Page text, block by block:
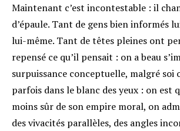
Maintenant c’est incontestable : il
d’épaule. Tant de gens bien informés
lui-même. Tant de têtes pleines ont
repensé ce qu’il pensait : on a beau
surpuissance conceptuelle, malgré soi
parfois dans le blanc des yeux : on est
moins sûr de son empire moral, on
des vivacités parallèles, des angles